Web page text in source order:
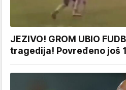
JEZIVO! GROM UBIO
tragedija! Povređeno još